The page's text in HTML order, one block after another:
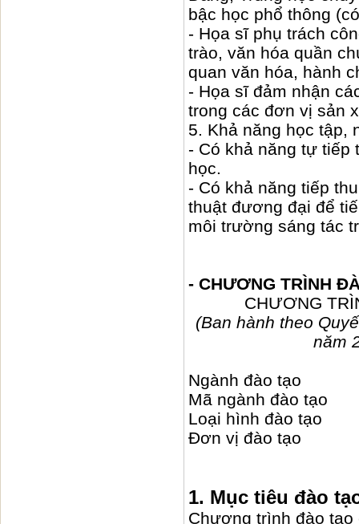
bậc học phổ thông
- Họa sĩ phụ trách
trào, văn hóa quần
quan văn hóa, hành
- Họa sĩ đảm nhận
trong các đơn vị sản
5. Khả năng học tập,
- Có khả năng tự tiếp
học.
- Có khả năng tiếp
thuật đương đại để
môi trường sáng tác
- CHƯƠNG TRÌNH
CHƯƠNG
(Ban hành theo
năm
Ngành đào tạo
Mã ngành đào
Loại hình đào
Đơn vị đào tạo :
1. Mục tiêu đào
Chương trình đào tạo